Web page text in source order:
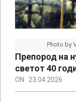
Photo by
Препород на
светот 40
ON: 23.04.2026